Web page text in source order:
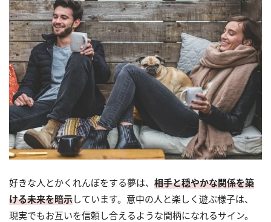
好きな人とかくれんぼをする夢は、 相手と穏やかな関係を築
ける未来を暗示しています。意中の人と楽しく遊ぶ様子は、
現実でもお互いを信頼し合えるような間柄になれるサイン。